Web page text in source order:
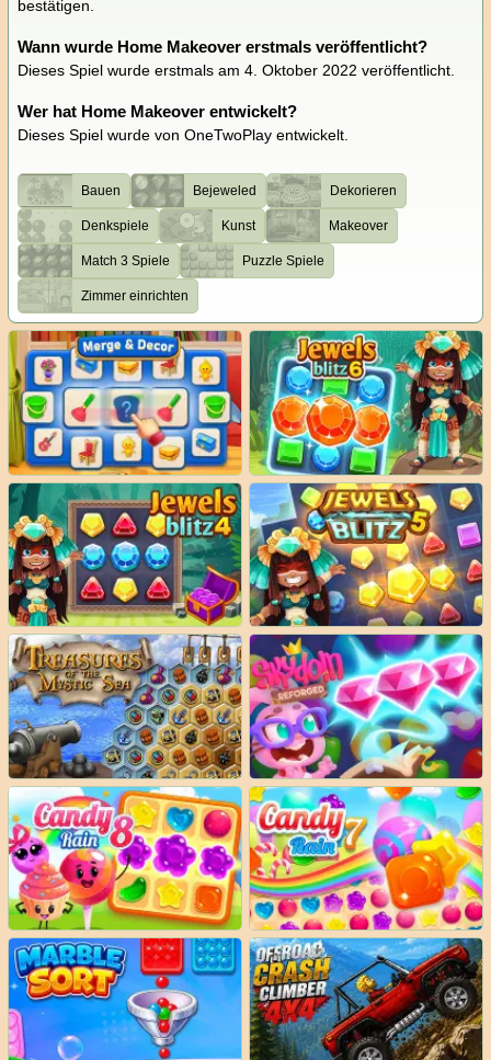
bestätigen.
Wann wurde Home Makeover erstmals veröffentlicht?
Dieses Spiel wurde erstmals am 4. Oktober 2022 veröffentlicht.
Wer hat Home Makeover entwickelt?
Dieses Spiel wurde von OneTwoPlay entwickelt.
Bauen Bejeweled Dekorieren
Denkspiele Kunst Makeover
Match 3 Spiele Puzzle Spiele
Zimmer einrichten